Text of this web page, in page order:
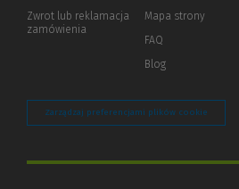
innej
Zwrot lub reklamacja
zamówienia
Mapa strony
FAQ
Blog
Zarządzaj preferencjami plików cookie